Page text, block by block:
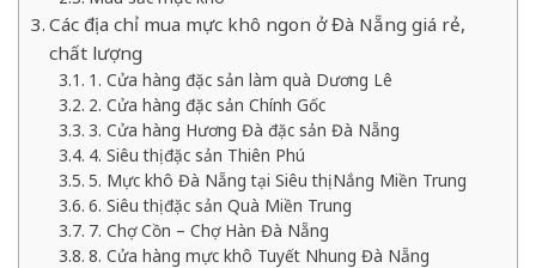
Các địa chỉ mua mực khô ngon ở Đà Nẵng giá rẻ,
chất lượng
1. Cửa hàng đặc sản làm quà Dương Lê
2. Cửa hàng đặc sản Chính Gốc
3. Cửa hàng Hương Đà đặc sản Đà Nẵng
4. Siêu thị đặc sản Thiên Phú
5. Mực khô Đà Nẵng tại Siêu thị Nắng Miền Trung
6. Siêu thị đặc sản Quà Miền Trung
7. Chợ Cồn – Chợ Hàn Đà Nẵng
8. Cửa hàng mực khô Tuyết Nhung Đà Nẵng